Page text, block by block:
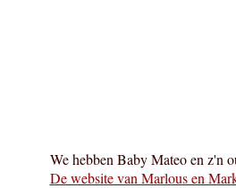
We hebben Baby Mateo en z'n
De website van Marlous en